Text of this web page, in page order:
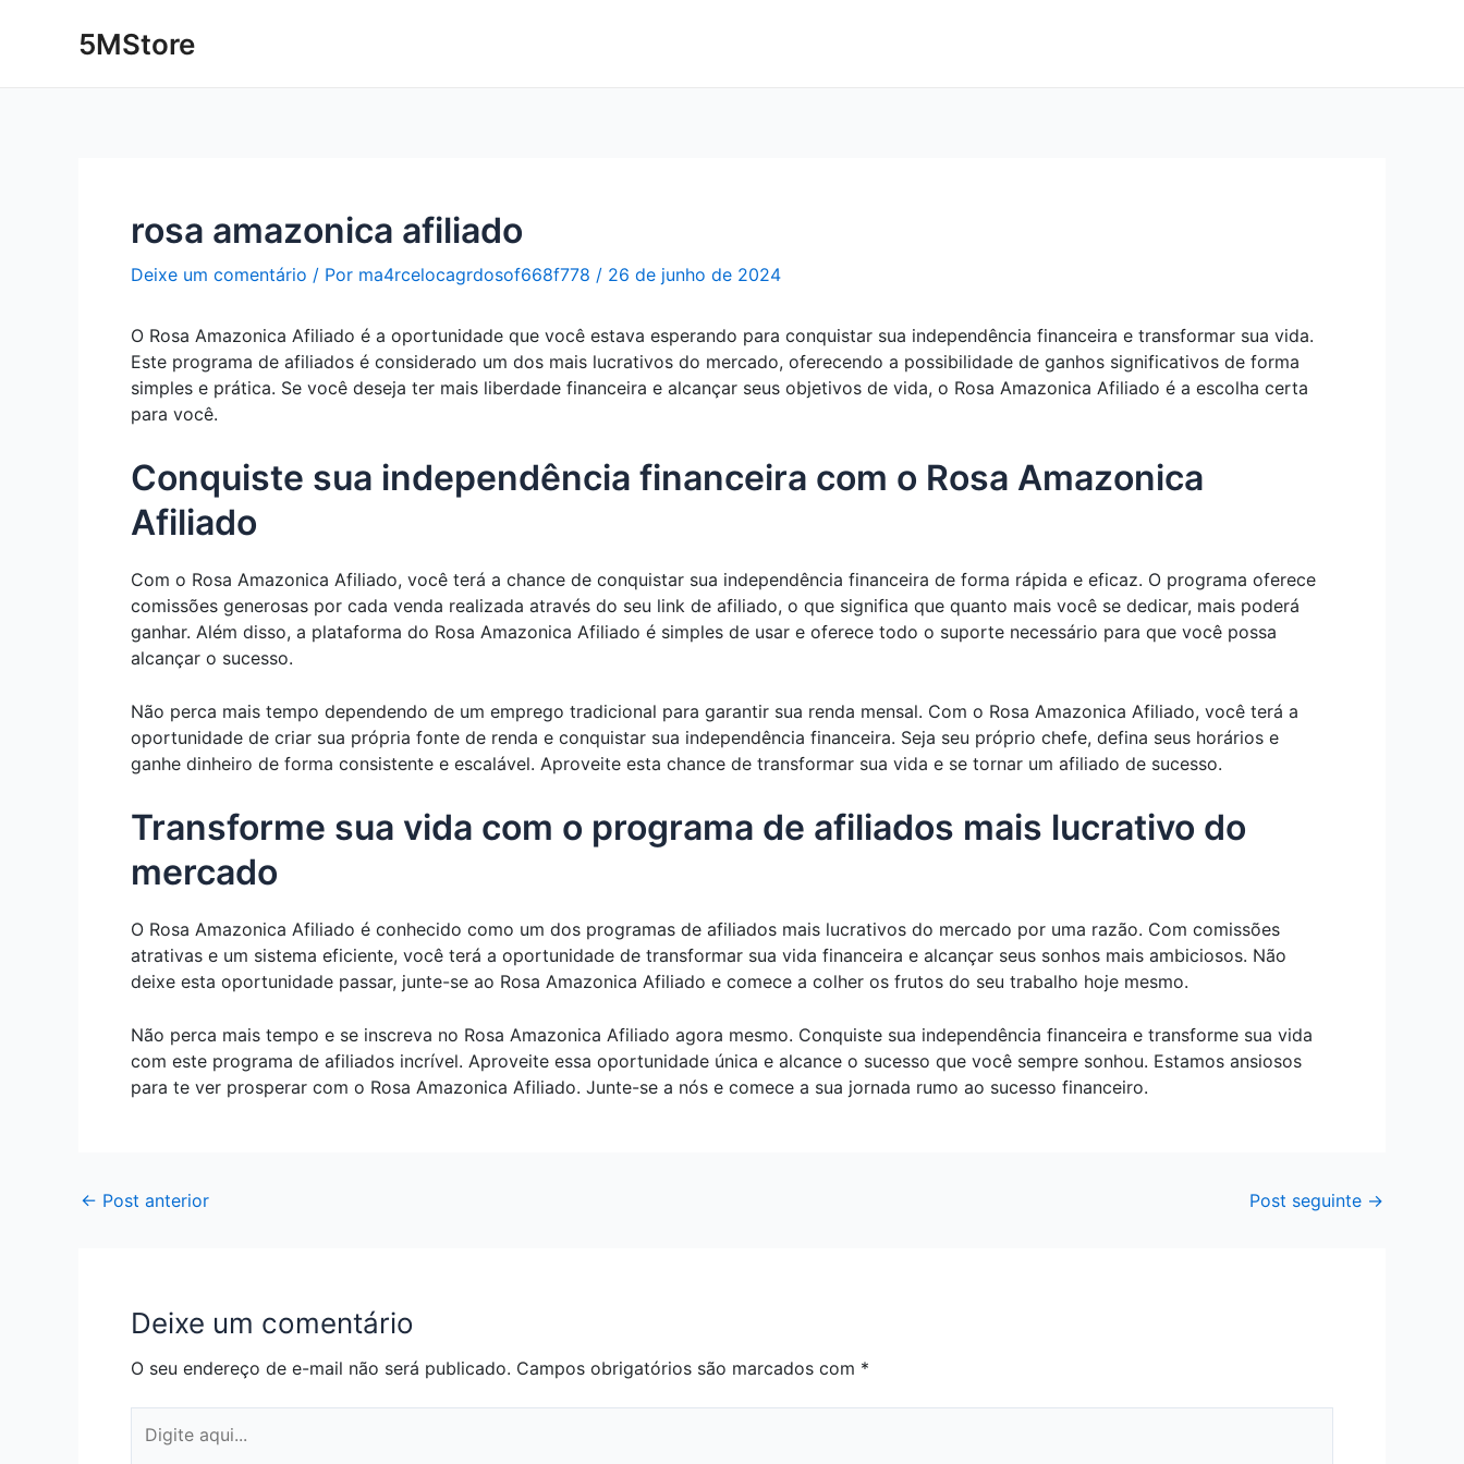
5MStore
rosa amazonica afiliado
Deixe um comentário / Por ma4rcelocagrdosof668f778 / 26 de junho de 2024
O Rosa Amazonica Afiliado é a oportunidade que você estava esperando para conquistar sua independência financeira e transformar sua vida.
Este programa de afiliados é considerado um dos mais lucrativos do mercado, oferecendo a possibilidade de ganhos significativos de forma
simples e prática. Se você deseja ter mais liberdade financeira e alcançar seus objetivos de vida, o Rosa Amazonica Afiliado é a escolha certa
para você.
Conquiste sua independência financeira com o Rosa Amazonica
Afiliado
Com o Rosa Amazonica Afiliado, você terá a chance de conquistar sua independência financeira de forma rápida e eficaz. O programa oferece
comissões generosas por cada venda realizada através do seu link de afiliado, o que significa que quanto mais você se dedicar, mais poderá
ganhar. Além disso, a plataforma do Rosa Amazonica Afiliado é simples de usar e oferece todo o suporte necessário para que você possa
alcançar o sucesso.
Não perca mais tempo dependendo de um emprego tradicional para garantir sua renda mensal. Com o Rosa Amazonica Afiliado, você terá a
oportunidade de criar sua própria fonte de renda e conquistar sua independência financeira. Seja seu próprio chefe, defina seus horários e
ganhe dinheiro de forma consistente e escalável. Aproveite esta chance de transformar sua vida e se tornar um afiliado de sucesso.
Transforme sua vida com o programa de afiliados mais lucrativo do
mercado
O Rosa Amazonica Afiliado é conhecido como um dos programas de afiliados mais lucrativos do mercado por uma razão. Com comissões
atrativas e um sistema eficiente, você terá a oportunidade de transformar sua vida financeira e alcançar seus sonhos mais ambiciosos. Não
deixe esta oportunidade passar, junte-se ao Rosa Amazonica Afiliado e comece a colher os frutos do seu trabalho hoje mesmo.
Não perca mais tempo e se inscreva no Rosa Amazonica Afiliado agora mesmo. Conquiste sua independência financeira e transforme sua vida
com este programa de afiliados incrível. Aproveite essa oportunidade única e alcance o sucesso que você sempre sonhou. Estamos ansiosos
para te ver prosperar com o Rosa Amazonica Afiliado. Junte-se a nós e comece a sua jornada rumo ao sucesso financeiro.
navigation
← Post anterior Post seguinte →
Deixe um comentário
O seu endereço de e-mail não será publicado. Campos obrigatórios são marcados com *
aqui...